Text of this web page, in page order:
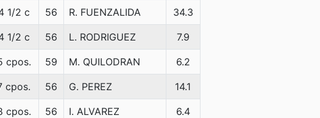
1/2 c 56 R. FUENZALIDA 34.3
1/2 c 56 L. RODRIGUEZ 7.9
cpos. 59 M. QUILODRAN 6.2
cpos. 56 G. PEREZ 14.1
cpos. 56 I. ALVAREZ 6.4